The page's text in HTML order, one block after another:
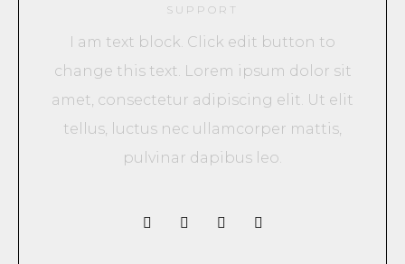
SUPPORT
I am text block. Click edit button to
change this text. Lorem ipsum dolor sit
amet, consectetur adipiscing elit. Ut elit
tellus, luctus nec ullamcorper mattis,
pulvinar dapibus leo.